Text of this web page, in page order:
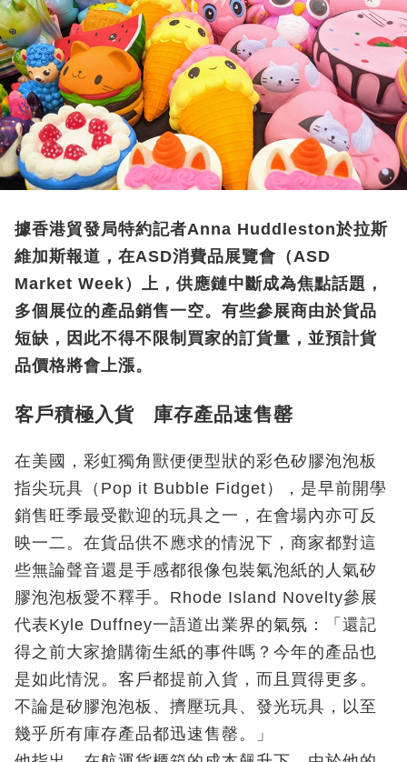
據香港貿發局特約記者Anna Huddleston於拉斯
維加斯報道，在ASD消費品展覽會（ASD
Market Week）上，供應鏈中斷成為焦點話題，
多個展位的產品銷售一空。有些參展商由於貨品
短缺，因此不得不限制買家的訂貨量，並預計貨
品價格將會上漲。
客戶積極入貨 庫存產品速售罄
在美國，彩虹獨角獸便便型狀的彩色矽膠泡泡板
指尖玩具（Pop it Bubble Fidget），是早前開學
銷售旺季最受歡迎的玩具之一，在會場內亦可反
映一二。在貨品供不應求的情況下，商家都對這
些無論聲音還是手感都很像包裝氣泡紙的人氣矽
膠泡泡板愛不釋手。Rhode Island Novelty參展
代表Kyle Duffney一語道出業界的氣氛：「還記
得之前大家搶購衛生紙的事件嗎？今年的產品也
是如此情況。客戶都提前入貨，而且買得更多。
不論是矽膠泡泡板、擠壓玩具、發光玩具，以至
幾乎所有庫存產品都迅速售罄。」